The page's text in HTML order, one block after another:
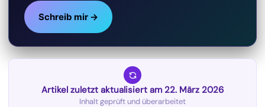
Schreib mir →
Artikel zuletzt aktualisiert am 22. März 2026
Inhalt geprüft und überarbeitet